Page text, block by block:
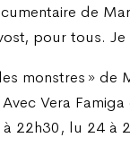
de
pour tous.
monstres » de
Vera
22h30, lu 24 à